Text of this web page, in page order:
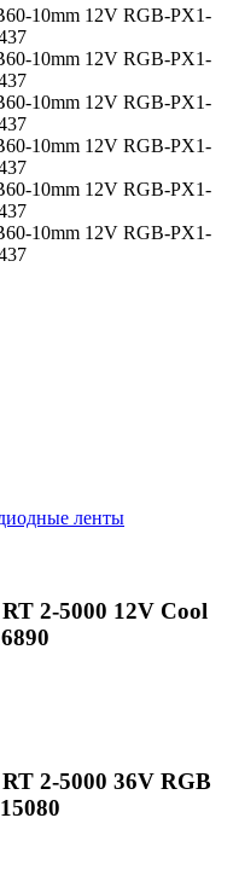
ленты
2-5000 12V Cool
2-5000 36V RGB